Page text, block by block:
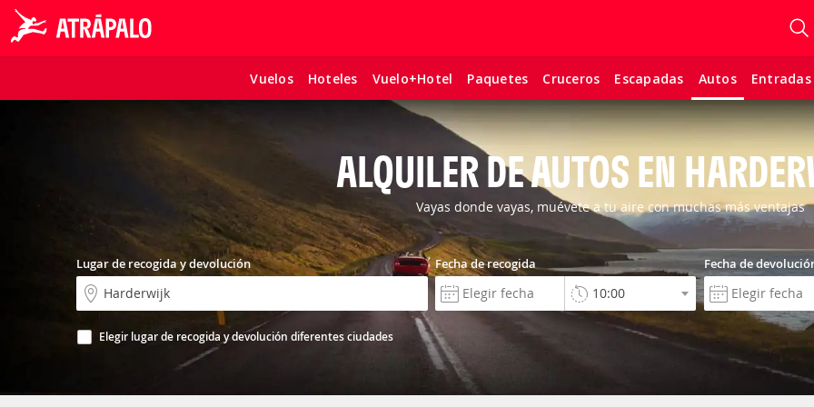
Vuelos Hoteles Vuelo+Hotel Paquetes Cruceros Escapadas Autos Entradas
ALQUILER DE AUTOS EN
Vayas donde vayas, muévete a tu aire con muchas más ventajas
Lugar de recogida y devolución
Elegir lugar de recogida y devolución diferentes ciudades
Fecha de recogida Fecha de